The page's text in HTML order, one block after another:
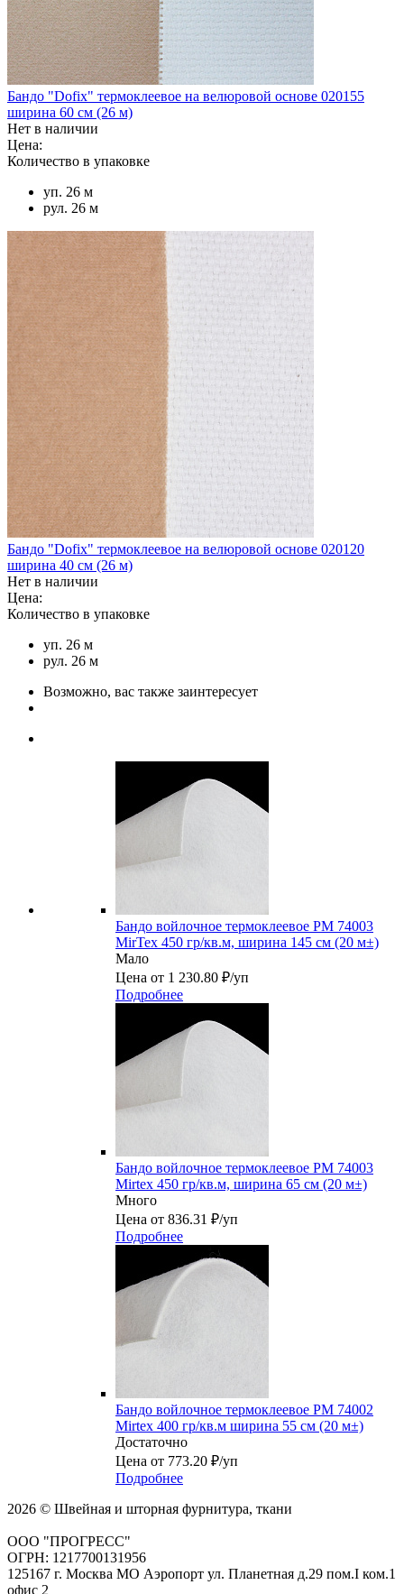
Бандо "Dofix" термоклеевое на велюровой основе 020155
ширина 60 см (26 м)
Нет в наличии
Цена:
Количество в упаковке
уп. 26 м
рул. 26 м
Бандо "Dofix" термоклеевое на велюровой основе 020120
ширина 40 см (26 м)
Нет в наличии
Цена:
Количество в упаковке
уп. 26 м
рул. 26 м
Возможно, вас также заинтересует
Бандо войлочное термоклеевое PM 74003
MirTex 450 гр/кв.м, ширина 145 см (20 м±)
Мало
Цена от 1 230.80 ₽/уп
Подробнее
Бандо войлочное термоклеевое PM 74003
Mirtex 450 гр/кв.м, ширина 65 см (20 м±)
Много
Цена от 836.31 ₽/уп
Подробнее
Бандо войлочное термоклеевое PM 74002
Mirtex 400 гр/кв.м ширина 55 см (20 м±)
Достаточно
Цена от 773.20 ₽/уп
Подробнее
2026 © Швейная и шторная фурнитура, ткани
ООО "ПРОГРЕСС"
ОГРН: 1217700131956
125167 г. Москва МО Аэропорт ул. Планетная д.29 пом.I ком.1
офис 2